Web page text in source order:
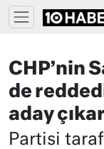
CHP’nin
de
aday
Partisi